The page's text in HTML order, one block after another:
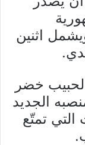
اثنين
خضر
الجديد
التي تمتّع